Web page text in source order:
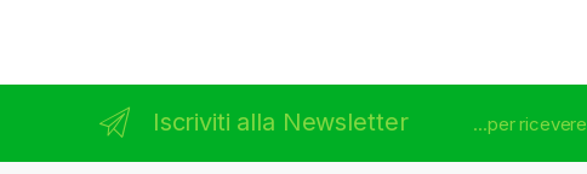
Iscriviti alla Newsletter ...per ricevere